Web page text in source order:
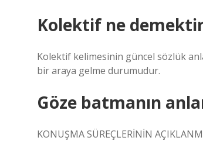
Kolektif ne
Kolektif kelimesinin güncel sözlük
bir araya gelme durumudur.
Göze batmanın
KONUŞMA SÜREÇLERİNİN